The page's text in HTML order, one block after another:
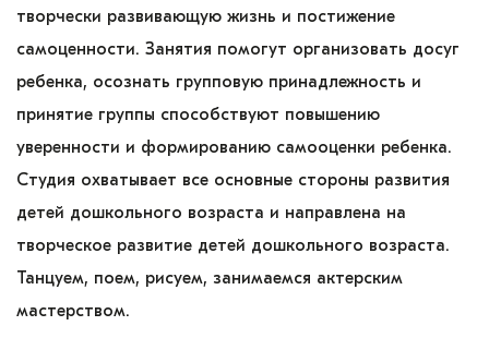
творчески развивающую жизнь и постижение
самоценности. Занятия помогут организовать досуг
ребенка, осознать групповую принадлежность и
принятие группы способствуют повышению
уверенности и формированию самооценки ребенка.
Студия охватывает все основные стороны развития
детей дошкольного возраста и направлена на
творческое развитие детей дошкольного возраста.
Танцуем, поем, рисуем, занимаемся актерским
мастерством.